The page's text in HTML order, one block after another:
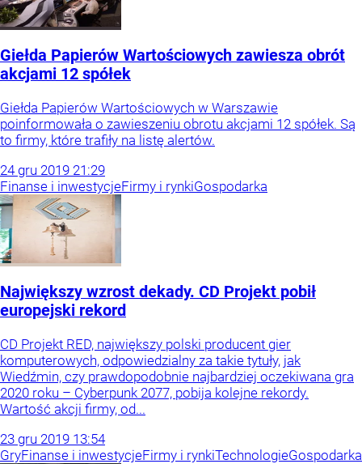
Giełda Papierów Wartościowych zawiesza obrót
akcjami 12 spółek
Giełda Papierów Wartościowych w Warszawie
poinformowała o zawieszeniu obrotu akcjami 12 spółek. Są
to firmy, które trafiły na listę alertów.
24 gru 2019 21:29
Finanse i inwestycjeFirmy i rynkiGospodarka
Największy wzrost dekady. CD Projekt pobił
europejski rekord
CD Projekt RED, największy polski producent gier
komputerowych, odpowiedzialny za takie tytuły, jak
Wiedźmin, czy prawdopodobnie najbardziej oczekiwana gra
2020 roku – Cyberpunk 2077, pobija kolejne rekordy.
Wartość akcji firmy, od...
23 gru 2019 13:54
GryFinanse i inwestycjeFirmy i rynkiTechnologieGospodarka